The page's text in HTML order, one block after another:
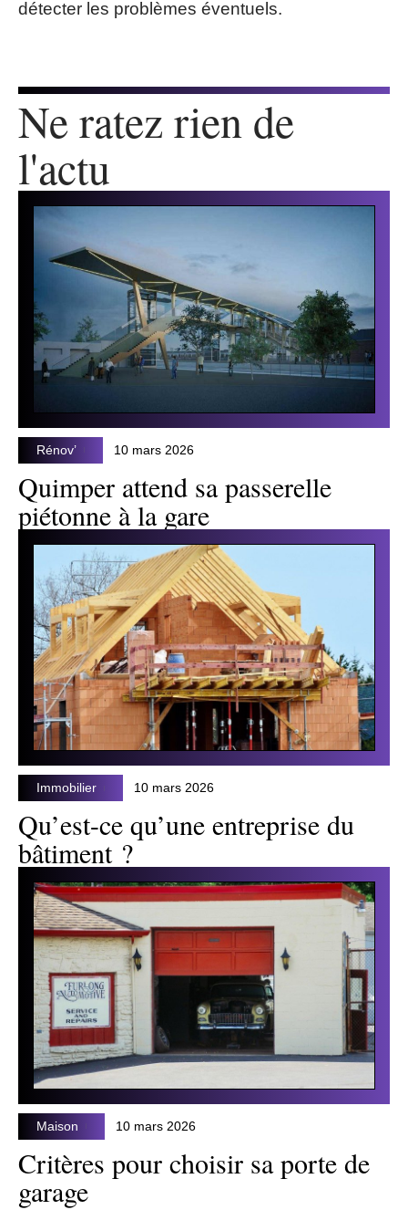
détecter les problèmes éventuels.
Ne ratez rien de
l'actu
Rénov’ 10 mars 2026
Quimper attend sa passerelle
piétonne à la gare
Immobilier 10 mars 2026
Qu’est-ce qu’une entreprise du
bâtiment ?
Maison 10 mars 2026
Critères pour choisir sa porte de
garage